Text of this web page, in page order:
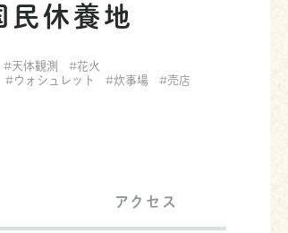
民休養地
#天体観測
#花火
#ウォシュレット #炊事場
#売店
アクセス